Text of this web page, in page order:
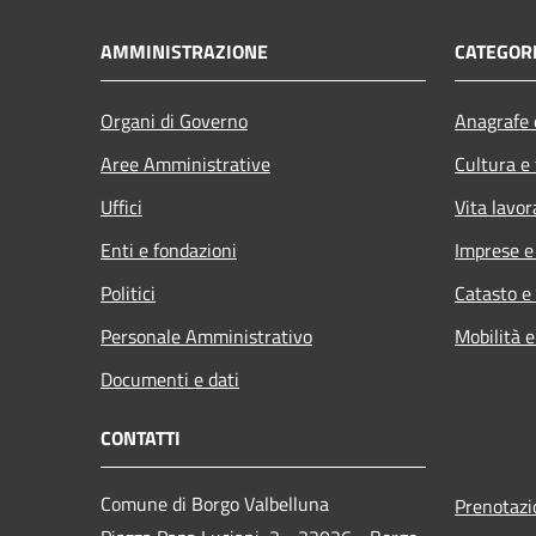
AMMINISTRAZIONE
Organi di Governo
Aree Amministrative
Uffici
Enti e fondazioni
Politici
Personale Amministrativo
Documenti e dati
Cultura
Vita
Imprese
Catasto
Mobilità
CONTATTI
Comune di Borgo Valbelluna